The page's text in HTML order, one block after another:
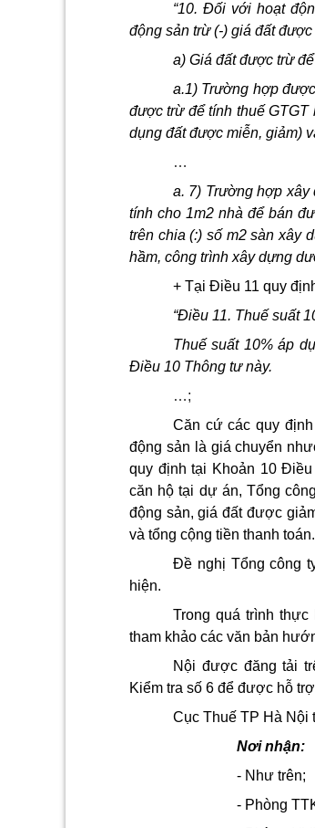
“10. Đối với hoạt
động sản trừ (-) giá đất
a) Giá đất được trừ
a.1) Trường hợp
được trừ để tính thuế
dụng đất được miễn, giảm)
…
a. 7) Trường hợp
tính cho 1m2 nhà để bán
trên chia (:) số m2 sàn xây
hầm, công trình xây dựng
+ Tại Điều 11 quy
“Điều 11. Thuế suất
Thuế suất 10% áp
Điều 10 Thông tư này.
…;
Căn cứ các quy
động sản là giá chuyển
quy định tại Khoản 10
căn hộ tại dự án, Tổng
động sản, giá đất được
và tổng cộng tiền thanh toán.
Đề nghị Tổng công
hiện.
Trong quá trình
tham khảo các văn bản
Nội được đăng tải
Kiểm tra số 6 để được hỗ
Cục Thuế TP Hà Nội
Nơi nhận:
- Như trên;
- Phòng